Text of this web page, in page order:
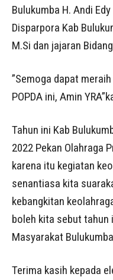
Bulukumba H. Andi
Disparpora Kab
M.Si dan jajaran
”Semoga dapat
POPDA ini, Amin
Tahun ini Kab
2022 Pekan Olahraga
karena itu kegiatan
senantiasa kita
kebangkitan
boleh kita sebut tahun
Masyarakat
Terima kasih kepada